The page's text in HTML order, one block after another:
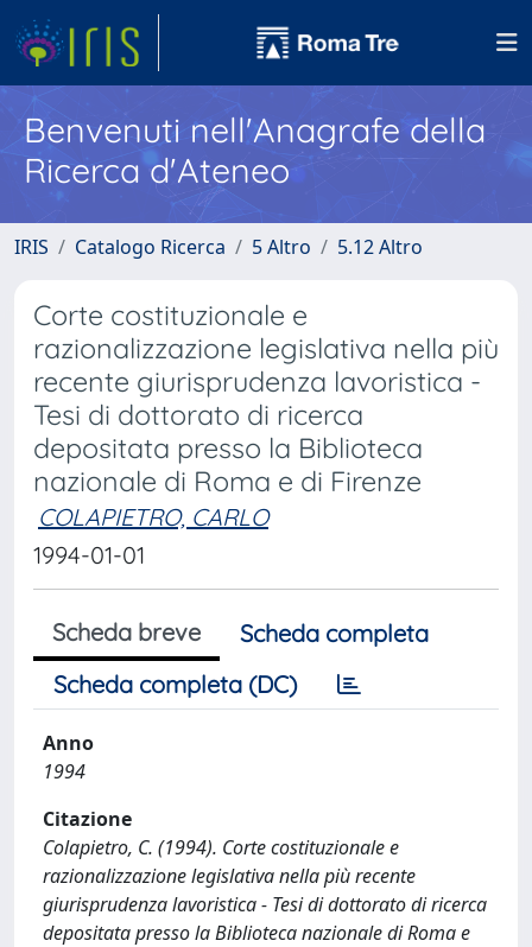
Benvenuti nell'Anagrafe della
Ricerca d'Ateneo
IRIS Catalogo Ricerca 5 Altro 5.12 Altro
Corte costituzionale e
razionalizzazione legislativa nella più
recente giurisprudenza lavoristica -
Tesi di dottorato di ricerca
depositata presso la Biblioteca
nazionale di Roma e di Firenze
COLAPIETRO, CARLO
1994-01-01
Scheda breve
Scheda completa
Scheda completa (DC)
Anno
1994
Citazione
Colapietro, C. (1994). Corte costituzionale e
razionalizzazione legislativa nella più recente
giurisprudenza lavoristica - Tesi di dottorato di ricerca
depositata presso la Biblioteca nazionale di Roma e